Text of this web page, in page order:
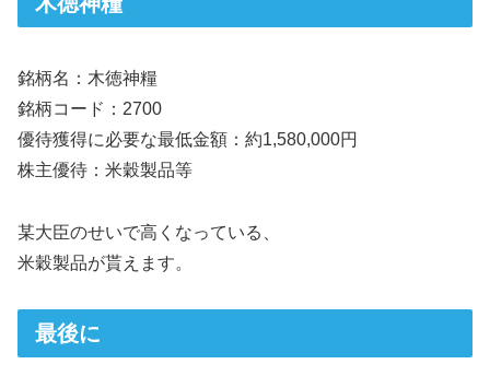
銘柄名：木徳神糧
銘柄コード：2700
優待獲得に必要な最低金額：約1,580,000円
株主優待：米穀製品等
某大臣のせいで高くなっている、
米穀製品が貰えます。
最後に